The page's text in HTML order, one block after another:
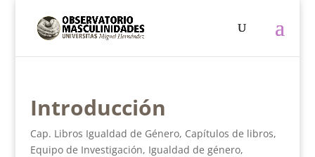
Introducción
Cap. Libros Igualdad de Género, Capítulos de libros,
Equipo de Investigación, Igualdad de género,